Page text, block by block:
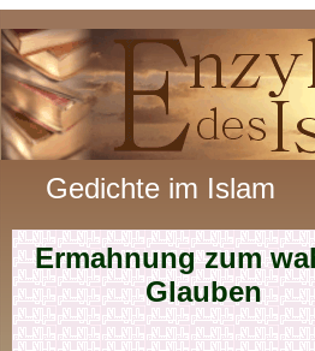
Gedichte im Islam
Ermahnung zum
Glauben